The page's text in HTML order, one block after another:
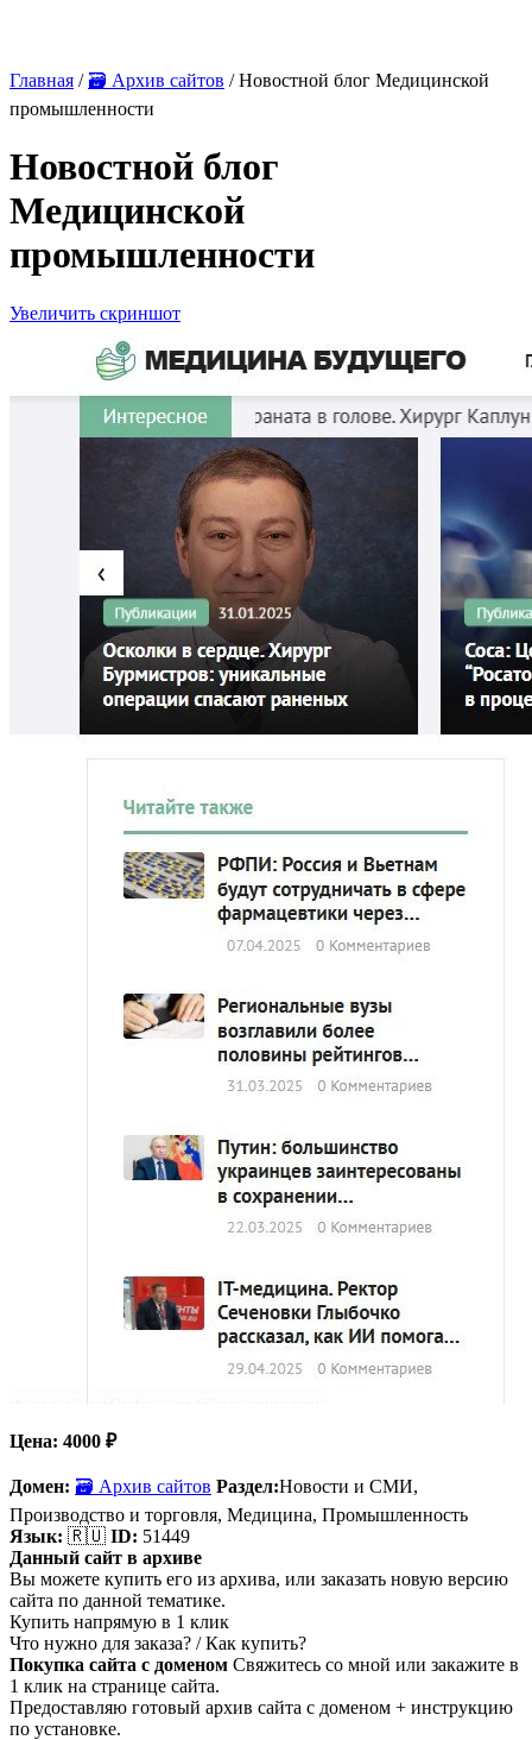
Главная / 🗃 Архив сайтов / Новостной блог Медицинской
промышленности
Новостной блог
Медицинской
промышленности
Увеличить скриншот
Цена: 4000 ₽
Домен: 🗃 Архив сайтов Раздел:Новости и СМИ,
Производство и торговля, Медицина, Промышленность
Язык: 🇷🇺 ID: 51449
Данный сайт в архиве
Вы можете купить его из архива, или заказать новую версию
сайта по данной тематике.
Купить напрямую в 1 клик
Что нужно для заказа? / Как купить?
Покупка сайта с доменом Свяжитесь со мной или закажите в
1 клик на странице сайта.
Предоставляю готовый архив сайта с доменом + инструкцию
по установке.